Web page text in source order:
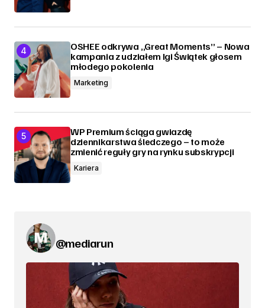
OSHEE odkrywa „Great Moments” – Nowa
kampania z udziałem Igi Świątek głosem
młodego pokolenia
Marketing
WP Premium ściąga gwiazdę
dziennikarstwa śledczego – to może
zmienić reguły gry na rynku subskrypcji
Kariera
@mediarun